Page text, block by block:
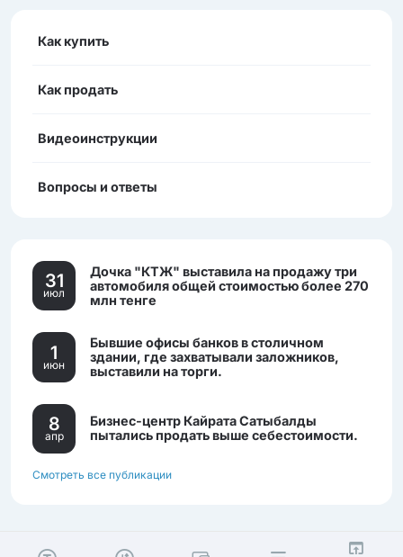
Как купить
Как продать
Видеоинструкции
Вопросы и ответы
31
июл
Дочка "КТЖ" выставила на продажу три
автомобиля общей стоимостью более 270
млн тенге
1
июн
Бывшие офисы банков в столичном
здании, где захватывали заложников,
выставили на торги.
8
апр
Бизнес-центр Кайрата Сатыбалды
пытались продать выше себестоимости.
Смотреть все публикации